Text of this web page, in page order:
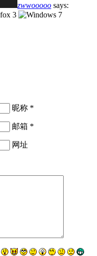
zwwooooo says:
昵称 *
邮箱 *
网址